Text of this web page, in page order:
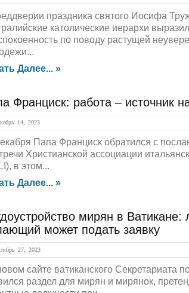
праздника святого Иосифа
католические иерархи
по поводу растущей
Далее... »
Франциск: работа – источник
14, 2023
Папа Франциск обратился с
Христианской ассоциации
в этом...
Далее... »
мирян в Ватикане:
может подать заявку
27, 2023
сайте ватиканского Секретариата
раздел для мирян и мирянок,